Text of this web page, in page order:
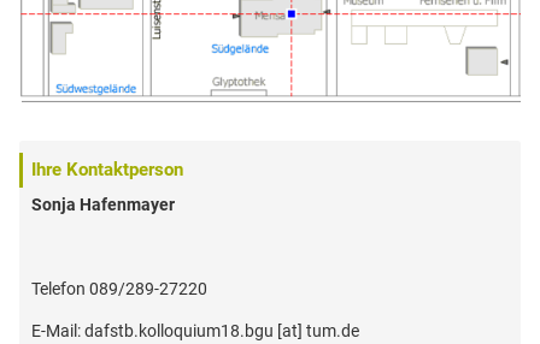
Ihre Kontaktperson
Sonja Hafenmayer
Telefon 089/289-27220
E-Mail: dafstb.kolloquium18.bgu [at] tum.de